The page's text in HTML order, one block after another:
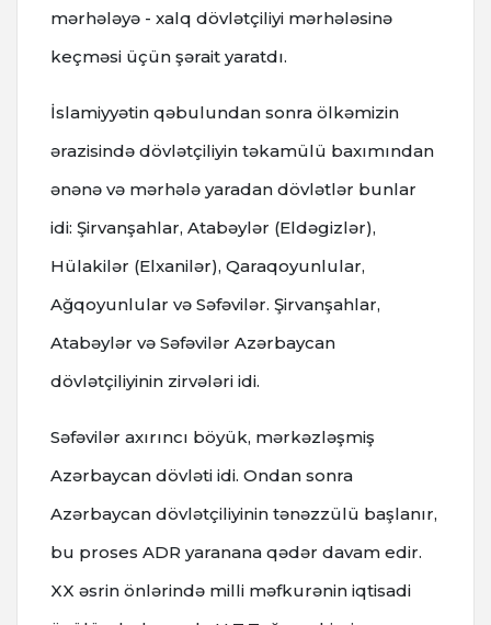
mərhələyə - xalq dövlətçiliyi mərhələsinə
keçməsi üçün şərait yaratdı.
İslamiyyətin qəbulundan sonra ölkəmizin
ərazisində dövlətçiliyin təkamülü baxımından
ənənə və mərhələ yaradan dövlətlər bunlar
idi: Şirvanşahlar, Atabəylər (Eldəgizlər),
Hülakilər (Elxanilər), Qaraqoyunlular,
Ağqoyunlular və Səfəvilər. Şirvanşahlar,
Atabəylər və Səfəvilər Azərbaycan
dövlətçiliyinin zirvələri idi.
Səfəvilər axırıncı böyük, mərkəzləşmiş
Azərbaycan dövləti idi. Ondan sonra
Azərbaycan dövlətçiliyinin tənəzzülü başlanır,
bu proses ADR yaranana qədər davam edir.
XX əsrin önlərində milli məfkurənin iqtisadi